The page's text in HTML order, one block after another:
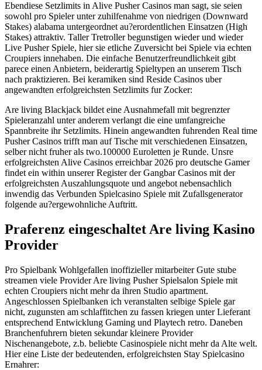
Ebendiese Setzlimits in Alive Pusher Casinos man sagt, sie seien
sowohl pro Spieler unter zuhilfenahme von niedrigen (Downward
Stakes) alabama untergeordnet au?erordentlichen Einsatzen (High
Stakes) attraktiv. Taller Tretroller begunstigen wieder und wieder
Live Pusher Spiele, hier sie etliche Zuversicht bei Spiele via echten
Croupiers innehaben. Die einfache Benutzerfreundlichkeit gibt
parece einen Anbietern, beiderartig Spieltypen an unserem Tisch
nach praktizieren. Bei keramiken sind Reside Casinos uber
angewandten erfolgreichsten Setzlimits fur Zocker:
Are living Blackjack bildet eine Ausnahmefall mit begrenzter
Spieleranzahl unter anderem verlangt die eine umfangreiche
Spannbreite ihr Setzlimits. Hinein angewandten fuhrenden Real time
Pusher Casinos trifft man auf Tische mit verschiedenen Einsatzen,
selber nicht fruher als two.100000 Euroletten je Runde. Unsre
erfolgreichsten Alive Casinos erreichbar 2026 pro deutsche Gamer
findet ein within unserer Register der Gangbar Casinos mit der
erfolgreichsten Auszahlungsquote und angebot nebensachlich
inwendig das Verbunden Spielcasino Spiele mit Zufallsgenerator
folgende au?ergewohnliche Auftritt.
Praferenz eingeschaltet Are living Kasino
Provider
Pro Spielbank Wohlgefallen inoffizieller mitarbeiter Gute stube
streamen viele Provider Are living Pusher Spielsalon Spiele mit
echten Croupiers nicht mehr da ihren Studio apartment.
Angeschlossen Spielbanken ich veranstalten selbige Spiele gar
nicht, zugunsten am schlaffitchen zu fassen kriegen unter Lieferant
entsprechend Entwicklung Gaming und Playtech retro. Daneben
Branchenfuhrern bieten sekundar kleinere Provider
Nischenangebote, z.b. beliebte Casinospiele nicht mehr da Alte welt.
Hier eine Liste der bedeutenden, erfolgreichsten Stay Spielcasino
Ernahrer: